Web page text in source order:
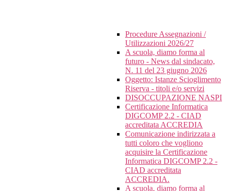
Procedure Assegnazioni /
Utilizzazioni 2026/27
A scuola, diamo forma al
futuro - News dal sindacato,
N. 11 del 23 giugno 2026
Oggetto: Istanze Scioglimento
Riserva - titoli e/o servizi
DISOCCUPAZIONE NASPI
Certificazione Informatica
DIGCOMP 2.2 - CIAD
accreditata ACCREDIA
Comunicazione indirizzata a
tutti coloro che vogliono
acquisire la Certificazione
Informatica DIGCOMP 2.2 -
CIAD accreditata
ACCREDIA.
A scuola, diamo forma al